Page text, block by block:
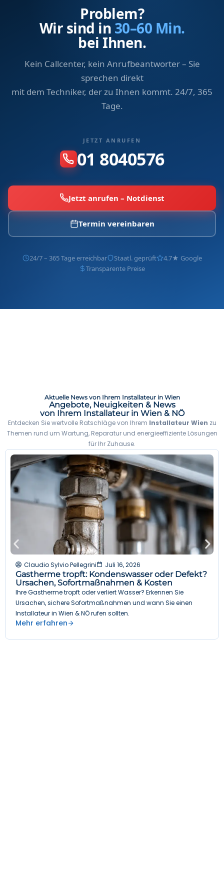
Problem?
Wir sind in 30–60 Min.
bei Ihnen.
Kein Callcenter, kein Anrufbeantworter – Sie
sprechen direkt
mit dem Techniker, der zu Ihnen kommt. 24/7, 365
Tage.
JETZT ANRUFEN
01 8040576
Jetzt anrufen – Notdienst
Termin vereinbaren
24/7 – 365 Tage erreichbar Staatl. geprüft
4.7★ Google
Transparente Preise
Aktuelle News von Ihrem Installateur in Wien
Angebote, Neuigkeiten & News
von Ihrem Installateur in Wien & NÖ
Entdecken Sie wertvolle Ratschläge von Ihrem Installateur Wien zu
Themen rund um Wartung, Reparatur und energieeffiziente Lösungen
für Ihr Zuhause.
Claudio Sylvio Pellegrini Juli 16, 2026
Gastherme tropft: Kondenswasser oder Defekt?
Ursachen, Sofortmaßnahmen & Kosten
Ihre Gastherme tropft oder verliert Wasser? Erkennen Sie
Ursachen, sichere Sofortmaßnahmen und wann Sie einen
Installateur in Wien & NÖ rufen sollten.
Mehr erfahren